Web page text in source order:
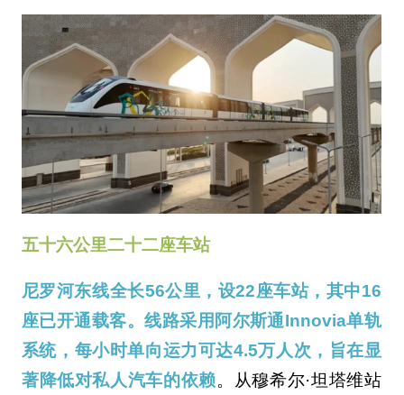
五十六公里二十二座车站
尼罗河东线全长56公里，设22座车站，其中16
座已开通载客。线路采用阿尔斯通Innovia单轨
系统，每小时单向运力可达4.5万人次，旨在显
著降低对私人汽车的依赖。从穆希尔·坦塔维站